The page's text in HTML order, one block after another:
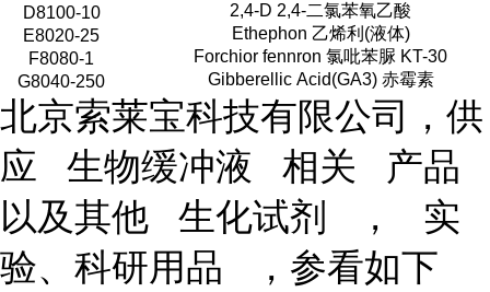
D8100-10
2,4-D 2,4-二氯苯氧乙酸
E8020-25
Ethephon 乙烯利(液体)
F8080-1
Forchior fennron 氯吡苯脲 KT-30
G8040-250
Gibberellic Acid(GA3) 赤霉素
北京索莱宝科技有限公司，供
应 生物缓冲液 相关 产品
以及其他 生化试剂 ， 实
验、科研用品 ，参看如下